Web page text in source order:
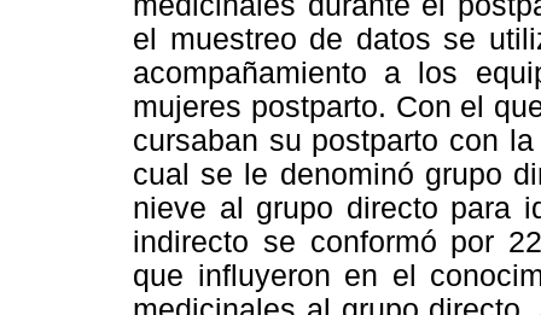
el muestreo de datos se
acompañamiento a los
mujeres postparto. Con el
cursaban su postparto con
cual se le denominó grupo
nieve al grupo directo para
indirecto se conformó por
que influyeron en el